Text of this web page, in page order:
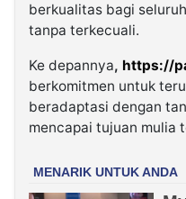
berkualitas bagi
tanpa terkecuali.
Ke depannya, https://
berkomitmen untuk
beradaptasi dengan
mencapai tujuan mulia